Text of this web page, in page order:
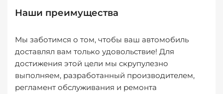
Наши преимущества
Мы заботимся о том, чтобы ваш автомобиль
доставлял вам только удовольствие! Для
достижения этой цели мы скрупулезно
выполняем, разработанный производителем,
регламент обслуживания и ремонта